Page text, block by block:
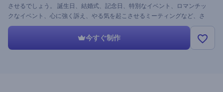
させるでしょう。 誕生日、結婚式、記念日、特別なイベント、ロマンチッ
クなイベント、心に強く訴え、やる気を起こさせるミーティングなど、さ
まざまなイベントに最適です。素敵な画像を挿入し、テキストを引用し、
音楽を追加し、そして数分で素敵なプロジェクトを手に入れましょう。
今すぐ制作